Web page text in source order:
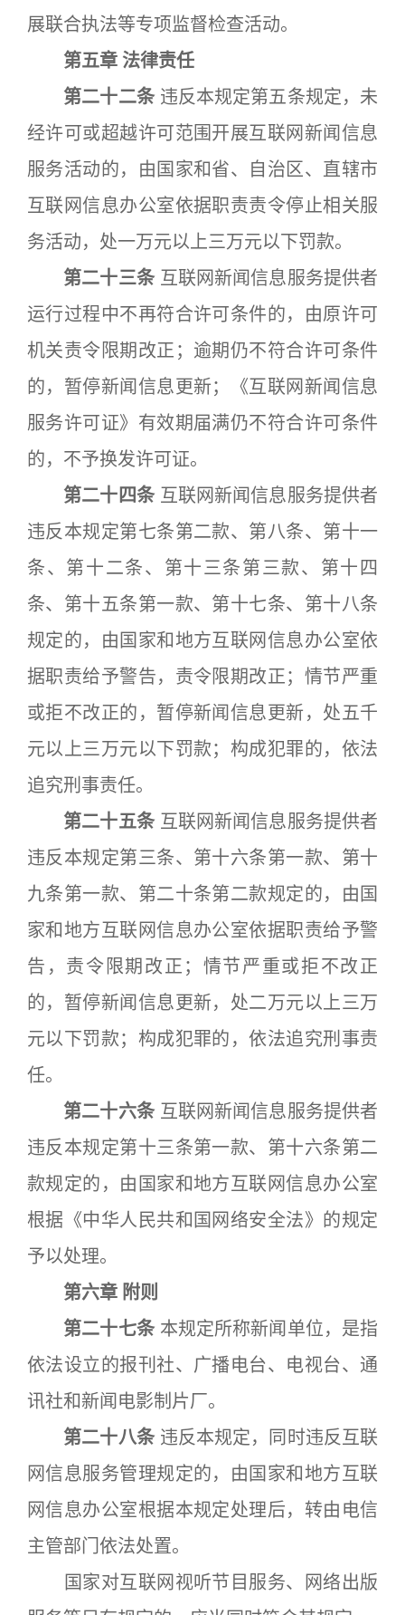
展联合执法等专项监督检查活动。
第五章 法律责任
第二十二条违反本规定第五条规定，未
经许可或超越许可范围开展互联网新闻信息
服务活动的，由国家和省、自治区、直辖市
互联网信息办公室依据职责责令停止相关服
务活动，处一万元以上三万元以下罚款。
第二十三条互联网新闻信息服务提供者
运行过程中不再符合许可条件的，由原许可
机关责令限期改正；逾期仍不符合许可条件
的，暂停新闻信息更新；《互联网新闻信息
服务许可证》有效期届满仍不符合许可条件
的，不予换发许可证。
第二十四条互联网新闻信息服务提供者
违反本规定第七条第二款、第八条、第十一
条、第十二条、第十三条第三款、第十四
条、第十五条第一款、第十七条、第十八条
规定的，由国家和地方互联网信息办公室依
据职责给予警告，责令限期改正；情节严重
或拒不改正的，暂停新闻信息更新，处五千
元以上三万元以下罚款；构成犯罪的，依法
追究刑事责任。
第二十五条互联网新闻信息服务提供者
违反本规定第三条、第十六条第一款、第十
九条第一款、第二十条第二款规定的，由国
家和地方互联网信息办公室依据职责给予警
告，责令限期改正；情节严重或拒不改正
的，暂停新闻信息更新，处二万元以上三万
元以下罚款；构成犯罪的，依法追究刑事责
任。
第二十六条互联网新闻信息服务提供者
违反本规定第十三条第一款、第十六条第二
款规定的，由国家和地方互联网信息办公室
根据《中华人民共和国网络安全法》的规定
予以处理。
第六章 附则
第二十七条本规定所称新闻单位，是指
依法设立的报刊社、广播电台、电视台、通
讯社和新闻电影制片厂。
第二十八条违反本规定，同时违反互联
网信息服务管理规定的，由国家和地方互联
网信息办公室根据本规定处理后，转由电信
主管部门依法处置。
国家对互联网视听节目服务、网络出版